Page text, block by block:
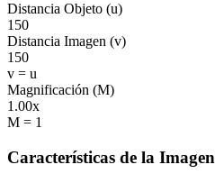
Distancia Objeto (u)
150
Distancia Imagen (v)
150
v = u
Magnificación (M)
1.00x
M = 1
Características de la Imagen